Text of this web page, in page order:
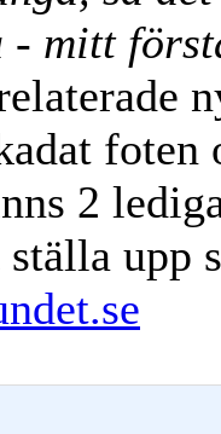
- mitt
2
upp